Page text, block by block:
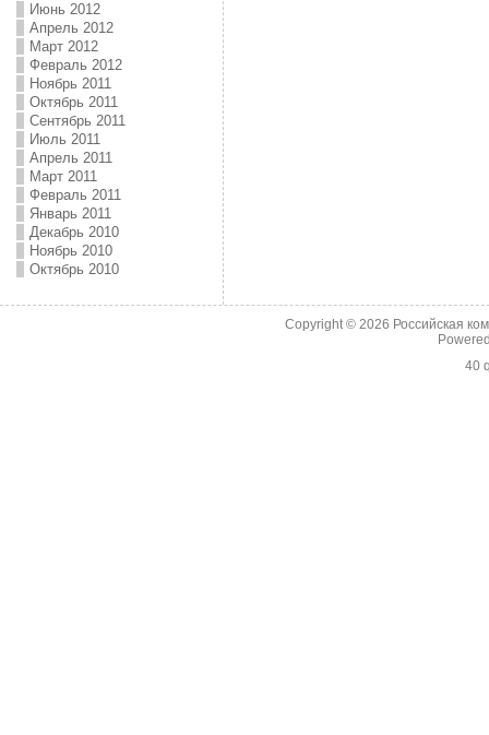
Июнь 2012
Апрель 2012
Март 2012
Февраль 2012
Ноябрь 2011
Октябрь 2011
Сентябрь 2011
Июль 2011
Апрель 2011
Март 2011
Февраль 2011
Январь 2011
Декабрь 2010
Ноябрь 2010
Октябрь 2010
Copyright © 2026 Российская
40